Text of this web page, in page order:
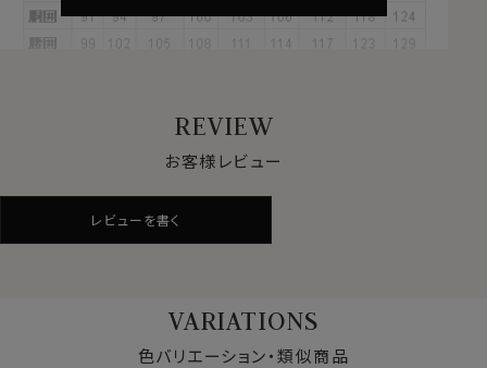
●ロイヤルオックスフォード
ロイヤルオックスは、オックスフォードの中でもやや薄手
でシルクのような滑らかな肌ざわり。
上質なオックスフォード生地です。
REVIEW
お客様レビュー
レビューを書く
VARIATIONS
色バリエーション・類似商品